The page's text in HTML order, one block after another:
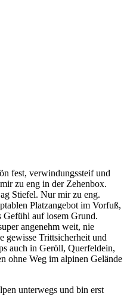
fest, verwindungssteif und
zu eng in der Zehenbox.
Stiefel. Nur mir zu eng.
Platzangebot im Vorfuß,
Gefühl auf losem Grund.
angenehm weit, nie
gewisse Trittsicherheit und
auch in Geröll, Querfeldein,
ohne Weg im alpinen Gelände
unterwegs und bin erst